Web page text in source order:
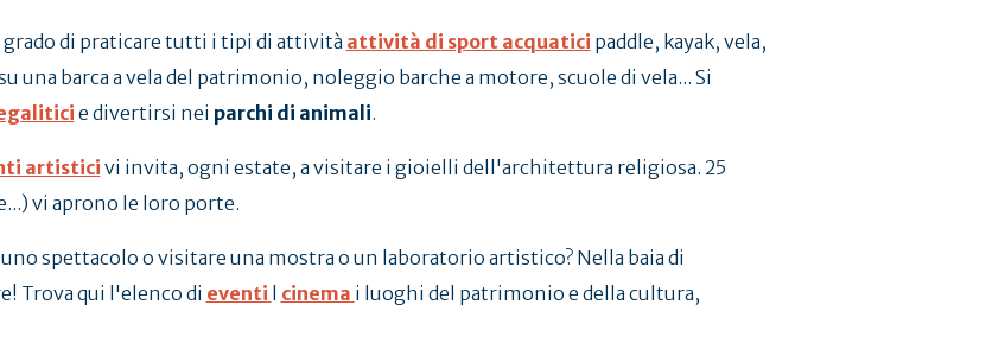
di praticare tutti i tipi di attività attività di sport acquatici paddle, kayak, vela,
una barca a vela del patrimonio, noleggio barche a motore, scuole di vela... Si
e divertirsi nei parchi di animali.
artistici vi invita, ogni estate, a visitare i gioielli dell'architettura religiosa. 25
vi aprono le loro porte.
spettacolo o visitare una mostra o un laboratorio artistico? Nella baia di
Trova qui l'elenco di eventi l cinema i luoghi del patrimonio e della cultura,